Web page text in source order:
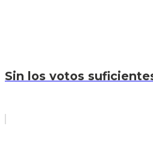
Sin los votos